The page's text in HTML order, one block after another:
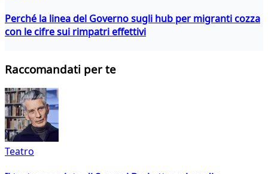
Perché la linea del Governo sugli hub per migranti cozza
con le cifre sui rimpatri effettivi
Raccomandati per te
Teatro